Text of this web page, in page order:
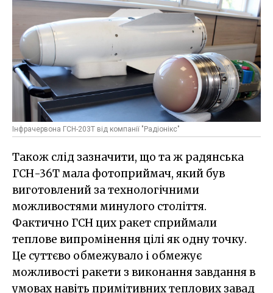
Інфрачервона ГСН-203Т від компанії "Радіонікс"
Також слід зазначити, що та ж радянська
ГСН-36Т мала фотоприймач, який був
виготовлений за технологічними
можливостями минулого століття.
Фактично ГСН цих ракет сприймали
теплове випромінення цілі як одну точку.
Це суттєво обмежувало і обмежує
можливості ракети з виконання завдання в
умовах навіть примітивних теплових завад